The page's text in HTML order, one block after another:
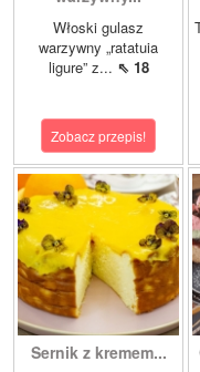
Włoski gulasz
warzywny „ratatuia
ligure” z... ⇖ 18
Zobacz przepis!
Sernik z kremem...